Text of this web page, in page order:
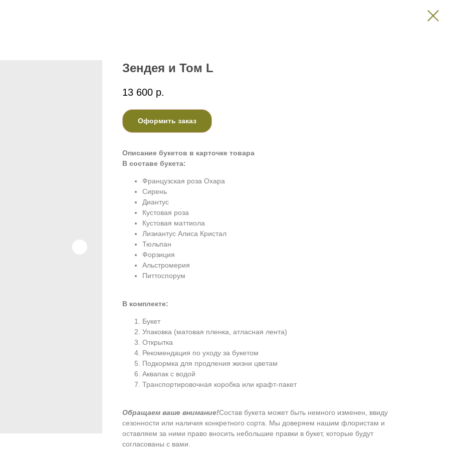
Зендея и Том L
13 600 р.
Оформить заказ
Описание букетов в карточке товара
В составе букета:
Французская роза Охара
Сирень
Диантус
Кустовая роза
Кустовая маттиола
Лизиантус Алиса Кристал
Тюльпан
Форзиция
Альстромерия
Питтоспорум
В комплекте:
Букет
Упаковка (матовая пленка, атласная лента)
Открытка
Рекомендация по уходу за букетом
Подкормка для продления жизни цветам
Аквапак с водой
Транспортировочная коробка или крафт-пакет
Обращаем ваше внимание!Состав букета может быть немного изменен, ввиду
сезонности или наличия конкретного сорта. Мы доверяем нашим флористам и
оставляем за ними право вносить небольшие правки в букет, которые будут
согласованы с вами.